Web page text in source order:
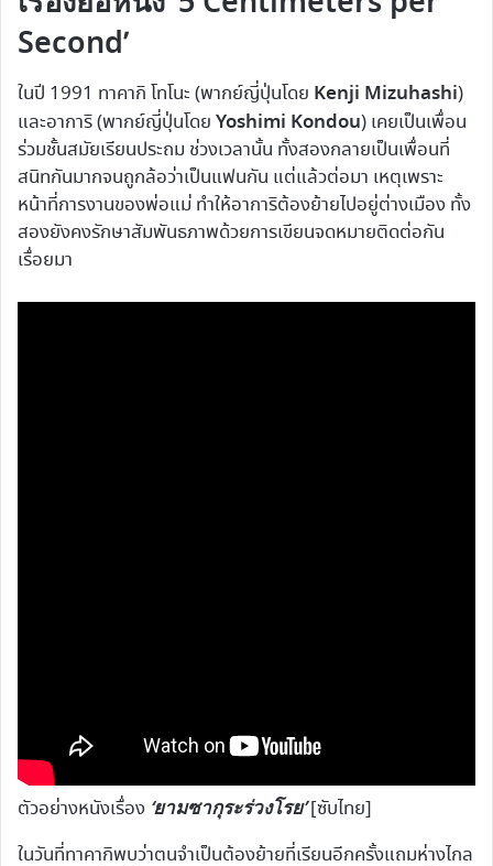
Second’
ในปี 1991 ทาคากิ โทโนะ (พากย์ญี่ปุ่นโดย Kenji Mizuhashi)
และอาการิ (พากย์ญี่ปุ่นโดย Yoshimi Kondou) เคยเป็นเพื่อน
ร่วมชั้นสมัยเรียนประถม ช่วงเวลานั้น ทั้งสองกลายเป็นเพื่อนที่
สนิทกันมากจนถูกล้อว่าเป็นแฟนกัน แต่แล้วต่อมา เหตุเพราะ
หน้าที่การงานของพ่อแม่ ทำให้อาการิต้องย้ายไปอยู่ต่างเมือง ทั้ง
สองยังคงรักษาสัมพันธภาพด้วยการเขียนจดหมายติดต่อกัน
เรื่อยมา
ตัวอย่างหนังเรื่อง ‘ยามซากุระร่วงโรย’[ซับไทย]
ในวันที่ทาคากิพบว่าตนจำเป็นต้องย้ายที่เรียนอีกครั้งแถมห่างไกล